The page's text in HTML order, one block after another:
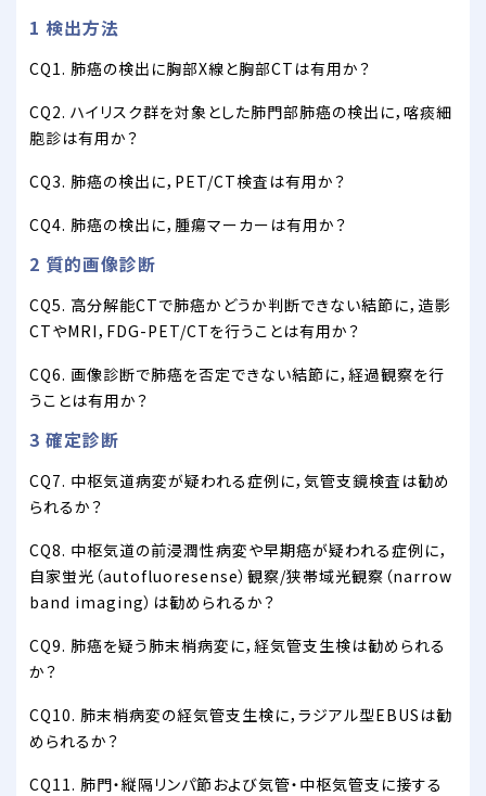
1 検出方法
CQ1. 肺癌の検出に胸部X線と胸部CTは有用か？
CQ2. ハイリスク群を対象とした肺門部肺癌の検出に，喀痰細
胞診は有用か？
CQ3. 肺癌の検出に，PET/CT検査は有用か？
CQ4. 肺癌の検出に，腫瘍マーカーは有用か？
2 質的画像診断
CQ5. 高分解能CTで肺癌かどうか判断できない結節に，造影
CTやMRI，FDG-PET/CTを行うことは有用か？
CQ6. 画像診断で肺癌を否定できない結節に，経過観察を行
うことは有用か？
3 確定診断
CQ7. 中枢気道病変が疑われる症例に，気管支鏡検査は勧め
られるか？
CQ8. 中枢気道の前浸潤性病変や早期癌が疑われる症例に，
自家蛍光（autofluoresense）観察/狭帯域光観察（narrow
band imaging）は勧められるか？
CQ9. 肺癌を疑う肺末梢病変に，経気管支生検は勧められる
か？
CQ10. 肺末梢病変の経気管支生検に，ラジアル型EBUSは勧
められるか？
CQ11. 肺門・縦隔リンパ節および気管・中枢気管支に接する